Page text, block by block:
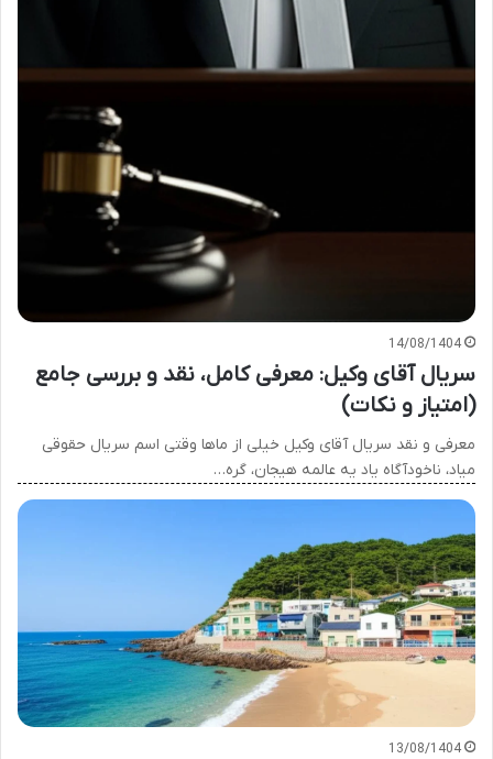
14/08/1404
سریال آقای وکیل: معرفی کامل، نقد و بررسی جامع
(امتیاز و نکات)
معرفی و نقد سریال آقای وکیل خیلی از ماها وقتی اسم سریال حقوقی
میاد، ناخودآگاه یاد یه عالمه هیجان، گره…
13/08/1404